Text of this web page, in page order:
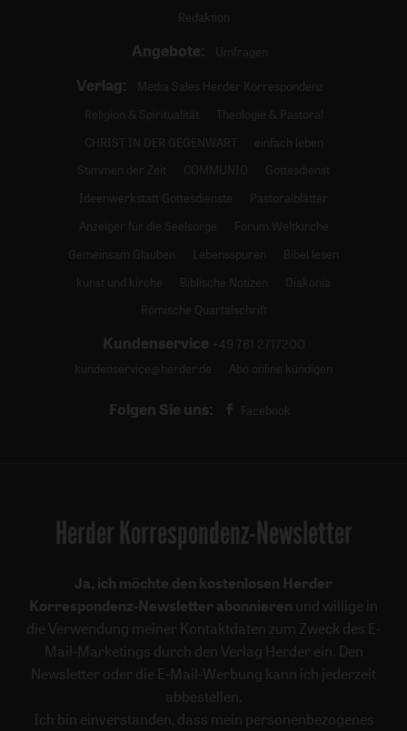
Redaktion
Angebote: Umfragen
Verlag:
Media Sales Herder Korrespondenz
Religion & Spiritualität
Theologie & Pastoral
CHRIST IN DER GEGENWART
einfach leben
Stimmen der Zeit
COMMUNIO
Gottesdienst
Ideenwerkstatt Gottesdienste
Pastoralblätter
Anzeiger für die Seelsorge
Forum Weltkirche
Gemeinsam Glauben
Lebensspuren
Bibel lesen
kunst und kirche
Biblische Notizen
Diakonia
Römische Quartalschrift
Kundenservice +49 761 2717200
kundenservice@herder.de
Abo online kündigen
Folgen Sie uns: Facebook
Herder Korrespondenz-Newsletter
Ja, ich möchte den kostenlosen Herder
Korrespondenz-Newsletter abonnieren und willige in
die Verwendung meiner Kontaktdaten zum Zweck des E-
Mail-Marketings durch den Verlag Herder ein. Den
Newsletter oder die E-Mail-Werbung kann ich jederzeit
abbestellen.
Ich bin einverstanden, dass mein personenbezogenes